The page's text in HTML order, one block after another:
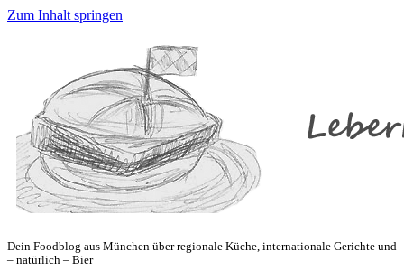
Zum Inhalt springen
Dein Foodblog aus München über regionale Küche, internationale Gerichte und
– natürlich – Bier